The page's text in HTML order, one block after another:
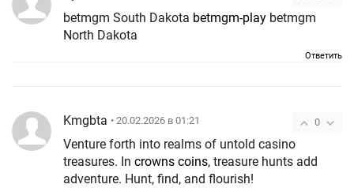
betmgm South Dakota betmgm-play betmgm
North Dakota
Ответить
0
Kmgbta • 20.02.2026 в 01:21
Venture forth into realms of untold casino
treasures. In crowns coins, treasure hunts add
adventure. Hunt, find, and flourish!